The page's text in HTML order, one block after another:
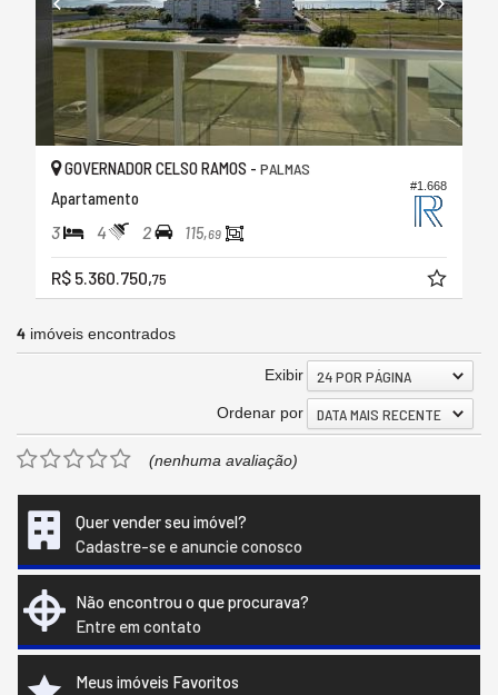
#1.668
GOVERNADOR CELSO RAMOS - PALMAS
Apartamento
3 4 2 115,69
R$ 5.360.750,75
4 imóveis encontrados
Exibir 24 POR PÁGINA
Ordenar por DATA MAIS RECENTE
(nenhuma avaliação)
Quer vender seu imóvel?
Cadastre-se e anuncie conosco
Não encontrou o que procurava?
Entre em contato
Meus imóveis Favoritos